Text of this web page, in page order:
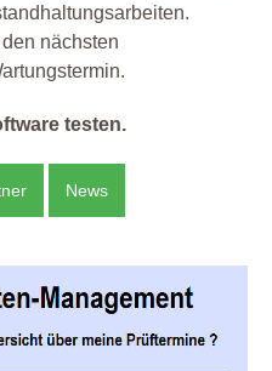
nächsten
testen.
News